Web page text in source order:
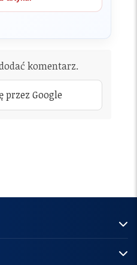
komentarz.
przez Google